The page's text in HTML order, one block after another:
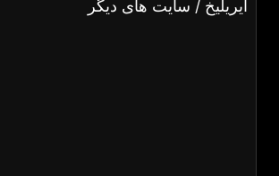
آیریلیخ / سایت های دیگر